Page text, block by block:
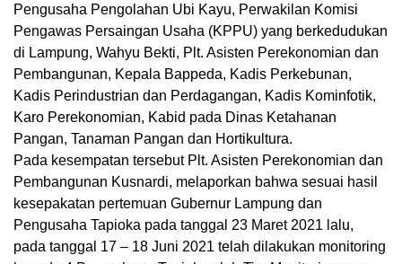
Pengusaha Pengolahan Ubi Kayu, Perwakilan Komisi
Pengawas Persaingan Usaha (KPPU) yang berkedudukan
di Lampung, Wahyu Bekti, Plt. Asisten Perekonomian dan
Pembangunan, Kepala Bappeda, Kadis Perkebunan,
Kadis Perindustrian dan Perdagangan, Kadis Kominfotik,
Karo Perekonomian, Kabid pada Dinas Ketahanan
Pangan, Tanaman Pangan dan Hortikultura.
Pada kesempatan tersebut Plt. Asisten Perekonomian dan
Pembangunan Kusnardi, melaporkan bahwa sesuai hasil
kesepakatan pertemuan Gubernur Lampung dan
Pengusaha Tapioka pada tanggal 23 Maret 2021 lalu,
pada tanggal 17 – 18 Juni 2021 telah dilakukan monitoring